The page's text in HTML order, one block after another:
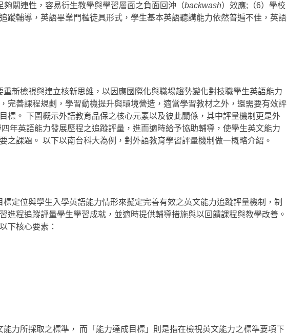
關連性，容易衍生教學與學習層面之負面回沖（backwash）效應;（6）學校
蹤輔導，英語畢業門檻徒具形式，學生基本英語聽講能力依然普遍不佳，英語
素
新檢視與建立核新思維，以因應國際化與職場趨勢變化對技職學生英語能力
完善課程規劃，學習動機提升與環境營造，適當學習教材之外，還需要有效評
標。 下圖概示外語教育品保之核心元素以及彼此關係，其中評量機制更是外
年英語能力發展歷程之追蹤評量，進而適時給予協助輔導，使學生英文能力
之課題。 以下以南台科大為例，對外語教育學習評量機制做一概略介紹。
定位與學生入學英語能力情形來擬定完善有效之英文能力追蹤評量機制，制
進程追蹤評量學生學習成就，並適時提供輔導措施與以回饋課程與教學改善。
下核心要素：
能力所採取之標準， 而「能力達成目標」則是指在檢視英文能力之標準要項下